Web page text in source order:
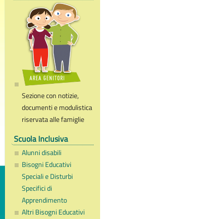
Sezione con notizie,
documenti e modulistica
riservata alle famiglie
Scuola Inclusiva
Alunni disabili
Bisogni Educativi
Speciali e Disturbi
Specifici di
Apprendimento
Altri Bisogni Educativi